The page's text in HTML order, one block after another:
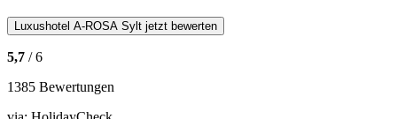
Luxushotel A-ROSA Sylt jetzt bewerten
5,7 / 6
1385 Bewertungen